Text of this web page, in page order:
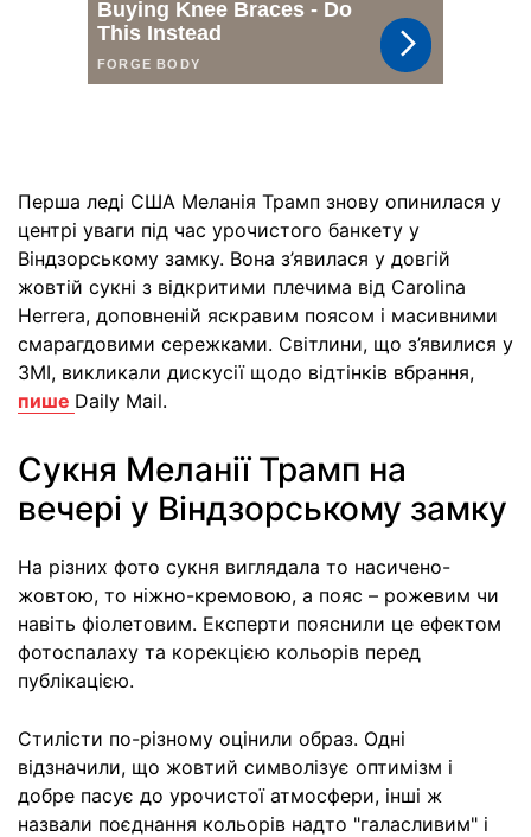
Перша леді США Меланія Трамп знову опинилася у
центрі уваги під час урочистого банкету у
Віндзорському замку. Вона з’явилася у довгій
жовтій сукні з відкритими плечима від Carolina
Herrera, доповненій яскравим поясом і масивними
смарагдовими сережками. Світлини, що з’явилися у
ЗМІ, викликали дискусії щодо відтінків вбрання,
пише Daily Mail.
Сукня Меланії Трамп на
вечері у Віндзорському замку
На різних фото сукня виглядала то насичено-
жовтою, то ніжно-кремовою, а пояс – рожевим чи
навіть фіолетовим. Експерти пояснили це ефектом
фотоспалаху та корекцією кольорів перед
публікацією.
Стилісти по-різному оцінили образ. Одні
відзначили, що жовтий символізує оптимізм і
добре пасує до урочистої атмосфери, інші ж
назвали поєднання кольорів надто "галасливим" і